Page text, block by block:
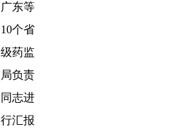
广东等
10个省
级药监
局负责
同志进
行汇报